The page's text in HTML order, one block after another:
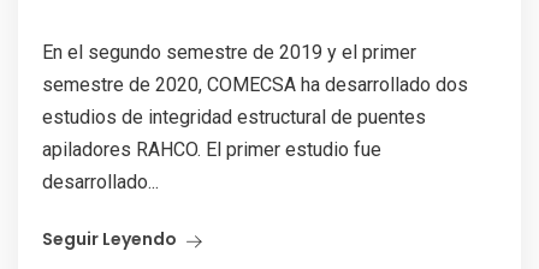
En el segundo semestre de 2019 y el primer
semestre de 2020, COMECSA ha desarrollado dos
estudios de integridad estructural de puentes
apiladores RAHCO. El primer estudio fue
desarrollado...
Seguir Leyendo